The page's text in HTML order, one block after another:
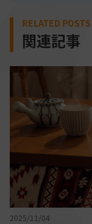
RELATED POSTS
関連記事
2025/11/04